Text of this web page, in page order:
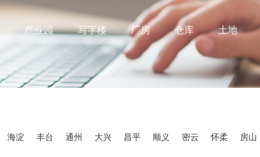
产业园 写字楼 厂房 仓库 土地
海淀 丰台 通州 大兴 昌平 顺义 密云 怀柔 房山